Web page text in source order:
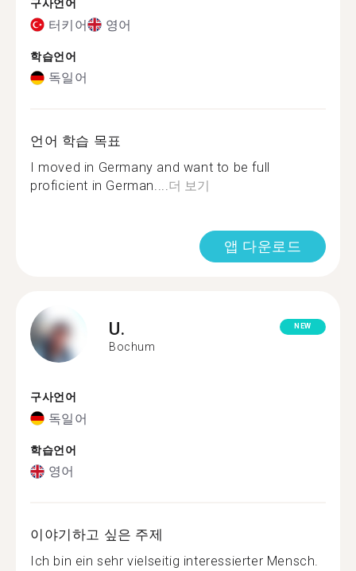
구사언어
터키어 영어
학습언어
독일어
언어 학습 목표
I moved in Germany and want to be full
proficient in German....더 보기
앱 다운로드
U.
Bochum
NEW
구사언어
독일어
학습언어
영어
이야기하고 싶은 주제
Ich bin ein sehr vielseitig interessierter Mensch.